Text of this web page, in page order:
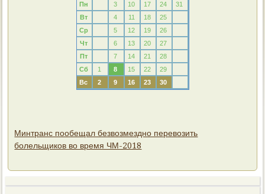
Пн 3 10 17 24
31
Вт
4 11 18
25
Ср
5 12 19
26
Чт
6 13 20
27
Пт
7 14 21
28
Сб
1 8 15 22
29
Вс
2 9 16 23 30
Минтранс пообещал безвозмездно перевозить
болельщиков во время ЧМ-2018